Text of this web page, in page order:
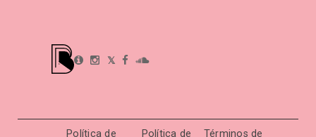
𝕏
Política de Política de Términos de